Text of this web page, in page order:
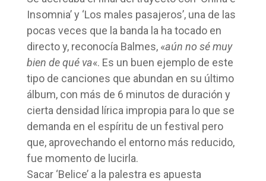
Insomnia’ y ‘Los males pasajeros’, una de las
pocas veces que la banda la ha tocado en
directo y, reconocía Balmes, «aún no sé muy
bien de qué va«. Es un buen ejemplo de este
tipo de canciones que abundan en su último
álbum, con más de 6 minutos de duración y
cierta densidad lírica impropia para lo que se
demanda en el espíritu de un festival pero
que, aprovechando el entorno más reducido,
fue momento de lucirla.
Sacar ‘Belice’ a la palestra es apuesta